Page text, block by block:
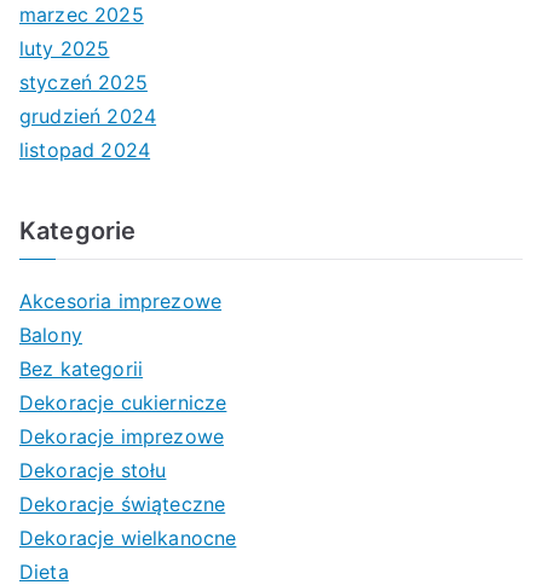
marzec 2025
luty 2025
styczeń 2025
grudzień 2024
listopad 2024
Kategorie
Akcesoria imprezowe
Balony
Bez kategorii
Dekoracje cukiernicze
Dekoracje imprezowe
Dekoracje stołu
Dekoracje świąteczne
Dekoracje wielkanocne
Dieta